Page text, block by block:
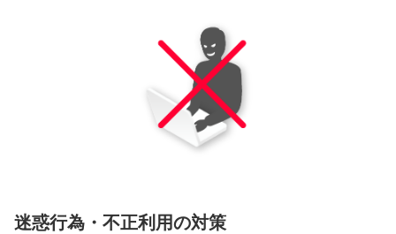
詳細については、ご利用のアプリの特約をご覧くだ
迷惑行為・不正利用の対策